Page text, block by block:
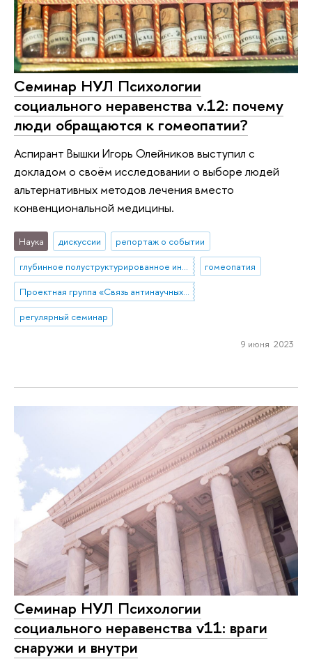
Cеминар НУЛ Психологии
социального неравенства v.12: почему
люди обращаются к гомеопатии?
Аспирант Вышки Игорь Олейников выступил с
докладом о своём исследовании о выборе людей
альтернативных методов лечения вместо
конвенциональной медицины.
Наука дискуссии
репортаж о событии
глубинное полуструктурированное интервью
гомеопатия
Проектная группа «Связь антинаучных и конспирологических верований с благополучием и заботой о здоровье у россиян»
регулярный семинар
9 июня 2023
Cеминар НУЛ Психологии
социального неравенства v11: враги
снаружи и внутри